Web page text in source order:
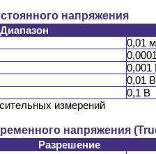
напряжения
Диапазон
0,01
0,001
0,01 В
0,1 В
измерений
напряжения
Разрешение